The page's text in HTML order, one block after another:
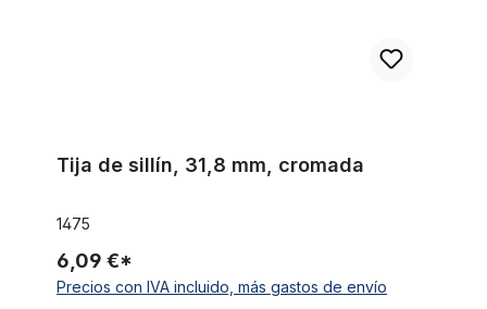
Tija de sillín, 31,8 mm, cromada
1475
6,09 €*
Precios con IVA incluido, más gastos de envío